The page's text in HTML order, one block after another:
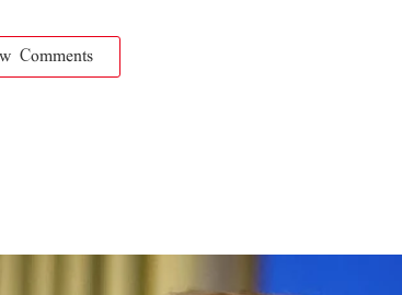
Comments